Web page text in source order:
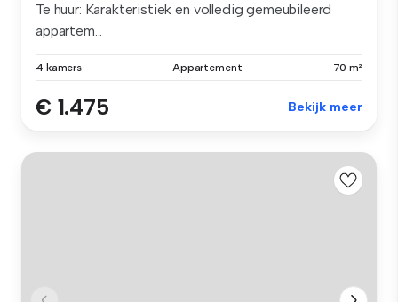
Te huur: Karakteristiek en volledig gemeubileerd
appartem...
4 kamers Appartement 70 m²
€ 1.475 Bekijk meer